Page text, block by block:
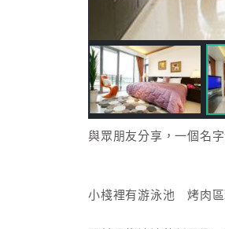
與眾朋友分享，一個名
小棧裡有游泳池 烤肉